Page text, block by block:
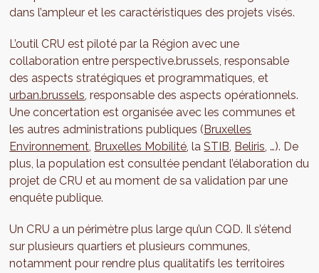
dans l’ampleur et les caractéristiques des projets visés.
L’outil CRU est piloté par la Région avec une
collaboration entre perspective.brussels, responsable
des aspects stratégiques et programmatiques, et
urban.brussels, responsable des aspects opérationnels.
Une concertation est organisée avec les communes et
les autres administrations publiques (Bruxelles
Environnement, Bruxelles Mobilité, laSTIB, Beliris, …). De
plus, la population est consultée pendant l’élaboration du
projet de CRU et au moment de sa validation par une
enquête publique.
Un CRU a un périmètre plus large qu’un CQD. Il s’étend
sur plusieurs quartiers et plusieurs communes,
notamment pour rendre plus qualitatifs les territoires